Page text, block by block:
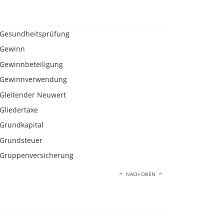
Gesundheitsprüfung
Gewinn
Gewinnbeteiligung
Gewinnverwendung
Gleitender Neuwert
Gliedertaxe
Grundkapital
Grundsteuer
Gruppenversicherung
NACH OBEN